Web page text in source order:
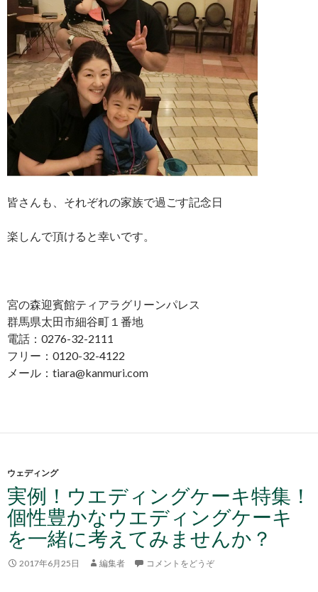
皆さんも、それぞれの家族で過ごす記念日
楽しんで頂けると幸いです。
宮の森迎賓館ティアラグリーンパレス
群馬県太田市細谷町１番地
電話：0276-32-2111
フリー：0120-32-4122
メール：tiara@kanmuri.com
ウェディング
実例！ウエディングケーキ特集！
個性豊かなウエディングケーキ
を一緒に考えてみませんか？
2017年6月25日 編集者 コメントをどうぞ